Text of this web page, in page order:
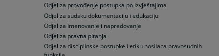
Odjel za provođenje postupka po izvještajima
Odjel za sudsku dokumentaciju i edukaciju
Odjel za imenovanje i napredovanje
Odjel za pravna pitanja
Odjel za disciplinske postupke i etiku nosilaca pravosudnih